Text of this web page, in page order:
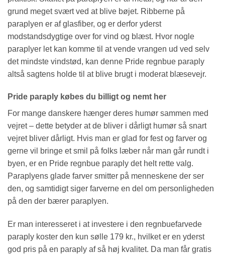
grund meget svært ved at blive bøjet. Ribberne på
paraplyen er af glasfiber, og er derfor yderst
modstandsdygtige over for vind og blæst. Hvor nogle
paraplyer let kan komme til at vende vrangen ud ved selv
det mindste vindstød, kan denne Pride regnbue paraply
altså sagtens holde til at blive brugt i moderat blæsevejr.
Pride paraply købes du billigt og nemt her
For mange danskere hænger deres humør sammen med
vejret – dette betyder at de bliver i dårligt humør så snart
vejret bliver dårligt. Hvis man er glad for fest og farver og
gerne vil bringe et smil på folks læber når man går rundt i
byen, er en Pride regnbue paraply det helt rette valg.
Paraplyens glade farver smitter på menneskene der ser
den, og samtidigt siger farverne en del om personligheden
på den der bærer paraplyen.
Er man interesseret i at investere i den regnbuefarvede
paraply koster den kun sølle 179 kr., hvilket er en yderst
god pris på en paraply af så høj kvalitet. Da man får gratis